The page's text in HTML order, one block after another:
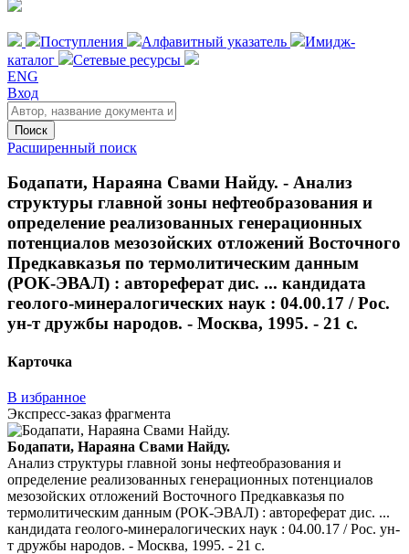
Поступления Алфавитный указатель
Имидж-
каталог
Сетевые ресурсы
ENG
Вход
Поиск
Расширенный поиск
Бодапати, Нараяна Свами Найду. - Анализ
структуры главной зоны нефтеобразования и
определение реализованных генерационных
потенциалов мезозойских отложений Восточного
Предкавказья по термолитическим данным
(РОК-ЭВАЛ) : автореферат дис. ... кандидата
геолого-минералогических наук : 04.00.17 / Рос.
ун-т дружбы народов. - Москва, 1995. - 21 с.
Карточка
В избранное
Экспресс-заказ фрагмента
Бодапати, Нараяна Свами Найду.
Анализ структуры главной зоны нефтеобразования и
определение реализованных генерационных потенциалов
мезозойских отложений Восточного Предкавказья по
термолитическим данным (РОК-ЭВАЛ) : автореферат дис. ...
кандидата геолого-минералогических наук : 04.00.17 / Рос. ун-
т дружбы народов. - Москва, 1995. - 21 с.